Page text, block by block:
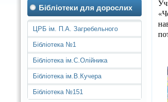
Бібліотеки для дорослих
ЦРБ ім. П.А. Загребельного
Бібліотека №1
Бібліотека ім.С.Олійника
Бібліотека ім.В.Кучера
Бібліотека №151